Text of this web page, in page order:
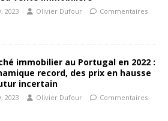
2023 Olivier Dufour
Commentaires
immobilier au Portugal en 2022 :
record, des prix en hausse
incertain
2023 Olivier Dufour
Commentaires